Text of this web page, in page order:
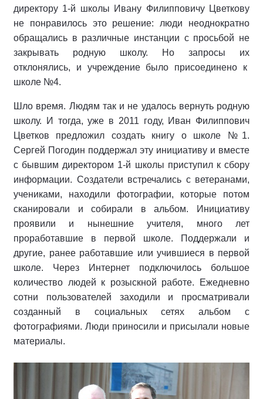
директору 1-й школы Ивану Филипповичу Цветкову
не понравилось это решение: люди неоднократно
обращались в различные инстанции с просьбой не
закрывать родную школу. Но запросы их
отклонялись, и учреждение было присоединено к
школе №4.
Шло время. Людям так и не удалось вернуть родную
школу. И тогда, уже в 2011 году, Иван Филиппович
Цветков предложил создать книгу о школе №1.
Сергей Погодин поддержал эту инициативу и вместе
с бывшим директором 1-й школы приступил к сбору
информации. Создатели встречались с ветеранами,
учениками, находили фотографии, которые потом
сканировали и собирали в альбом. Инициативу
проявили и нынешние учителя, много лет
проработавшие в первой школе. Поддержали и
другие, ранее работавшие или учившиеся в первой
школе. Через Интернет подключилось большое
количество людей к розыскной работе. Ежедневно
сотни пользователей заходили и просматривали
созданный в социальных сетях альбом с
фотографиями. Люди приносили и присылали новые
материалы.